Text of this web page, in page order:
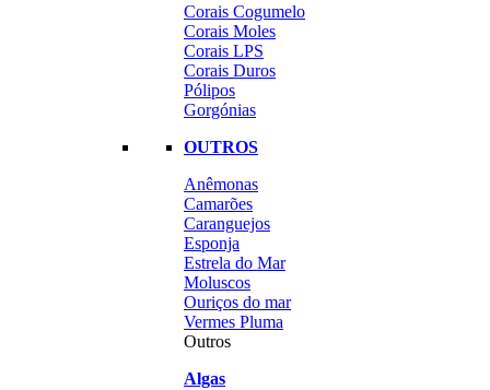
Corais Cogumelo
Corais Moles
Corais LPS
Corais Duros
Pólipos
Gorgónias
OUTROS
Anêmonas
Camarões
Caranguejos
Esponja
Estrela do Mar
Moluscos
Ouriços do mar
Vermes Pluma
Outros
Algas